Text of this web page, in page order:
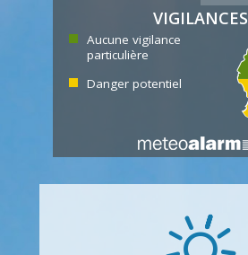
VIGILANCES
Aucune vigilance
particulière
Danger potentiel